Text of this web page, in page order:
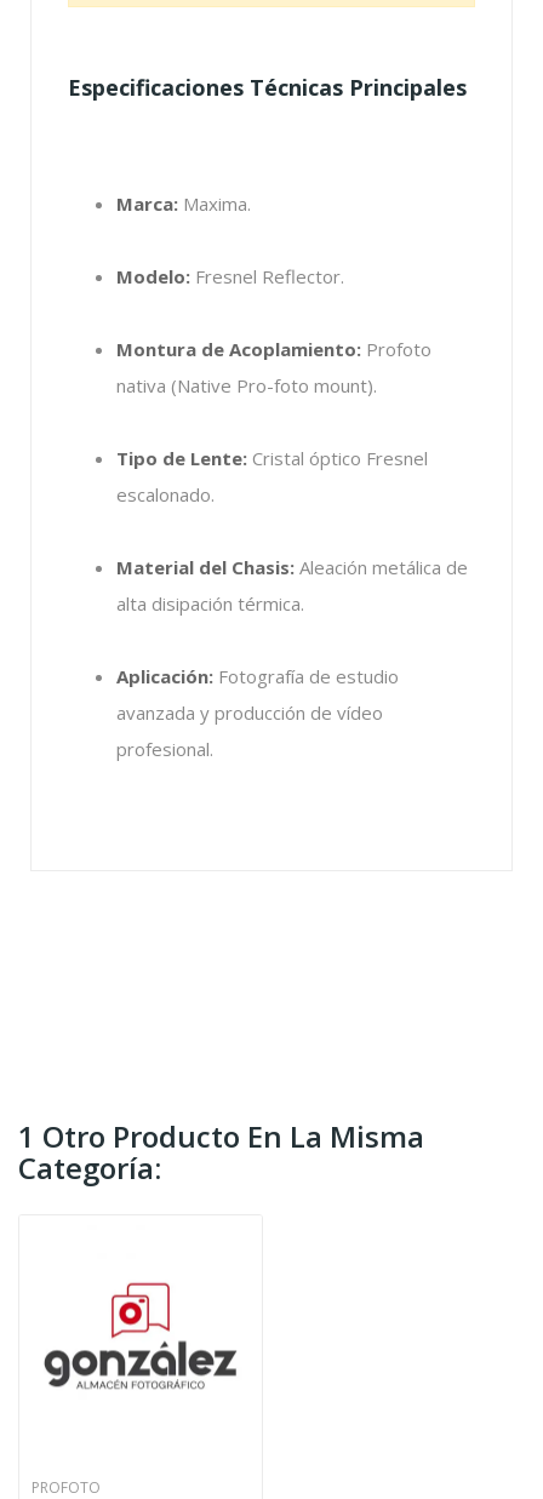
Especificaciones Técnicas Principales
Marca: Maxima.
Modelo: Fresnel Reflector.
Montura de Acoplamiento: Profoto
nativa (Native Pro-foto mount).
Tipo de Lente: Cristal óptico Fresnel
escalonado.
Material del Chasis: Aleación metálica de
alta disipación térmica.
Aplicación: Fotografía de estudio
avanzada y producción de vídeo
profesional.
1 Otro Producto En La Misma
Categoría:
PROFOTO